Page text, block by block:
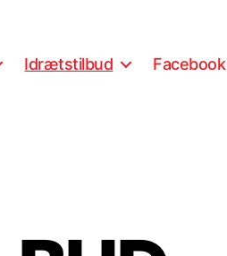
Idrætstilbud Facebook